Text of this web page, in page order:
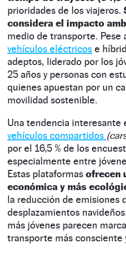
prioridades de los viajeros.
considera el impacto
medio de transporte. Pese
vehículos eléctricos e
adeptos, liderado por los
25 años y personas con
quienes apuestan por un
movilidad sostenible.
Una tendencia interesante
vehículos compartidos
por el 16,5 % de los
especialmente entre
Estas plataformas ofrecen
económica y más
la reducción de emisiones
desplazamientos
más jóvenes parecen
transporte más consciente